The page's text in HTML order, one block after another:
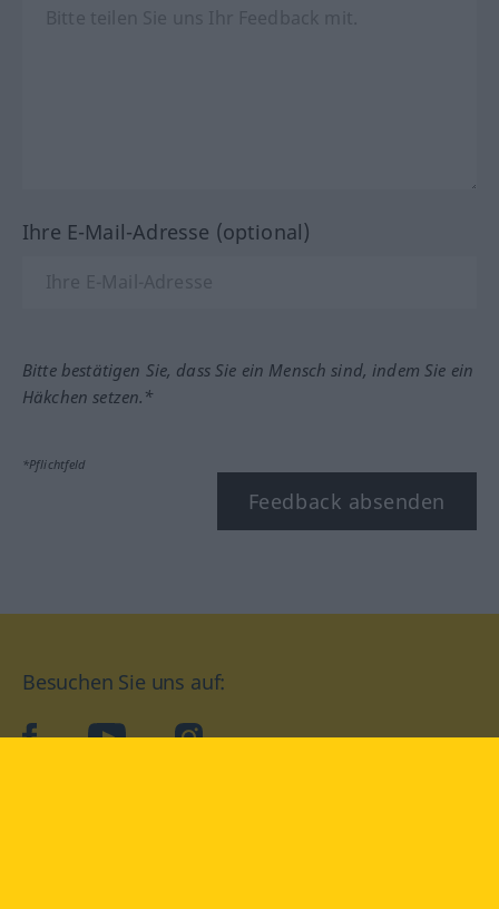
Ihre E-Mail-Adresse (optional)
Bitte bestätigen Sie, dass Sie ein Mensch sind, indem Sie ein
Häkchen setzen.*
*Pflichtfeld
Feedback absenden
Besuchen Sie uns auf:
facebookYouTube Instagram